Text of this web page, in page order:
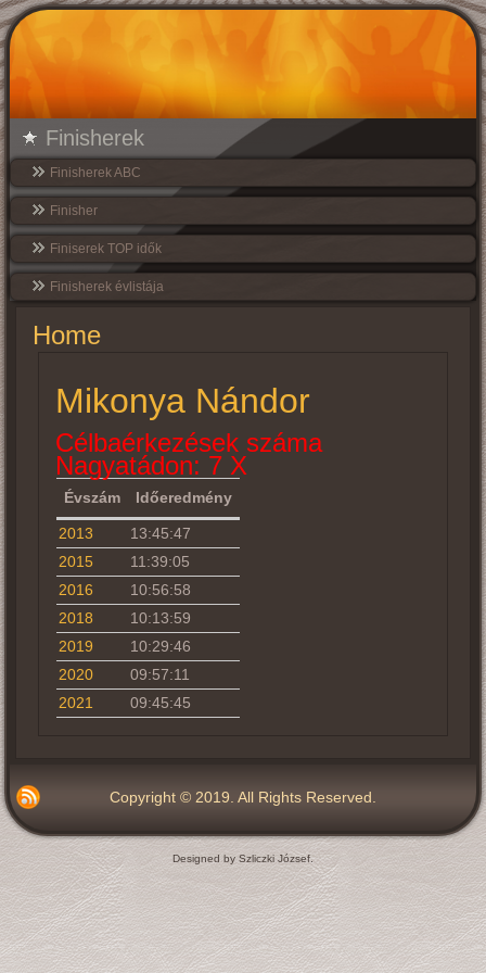
Finisherek
Finisherek ABC
Finisher
Finiserek TOP idők
Finisherek évlistája
Home
Mikonya Nándor
Célbaérkezések száma
Nagyatádon: 7 X
Évszám Időeredmény
2013
13:45:47
2015
11:39:05
2016
10:56:58
2018
10:13:59
2019
10:29:46
2020
09:57:11
2021
09:45:45
Copyright © 2019. All Rights Reserved.
Designed by Szliczki József.